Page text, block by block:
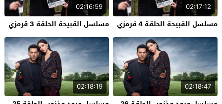
02:17:12
مسلسل القبيحة الحلقة 4 قرمزي
02:16:59
مسلسل القبيحة الحلقة 3 قرمزي
02:18:47
02:18:19